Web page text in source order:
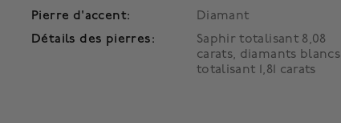
Pierre d'accent:
Diamant
Détails des pierres:
Saphir totalisant 8,08
carats, diamants blancs
totalisant 1,81 carats